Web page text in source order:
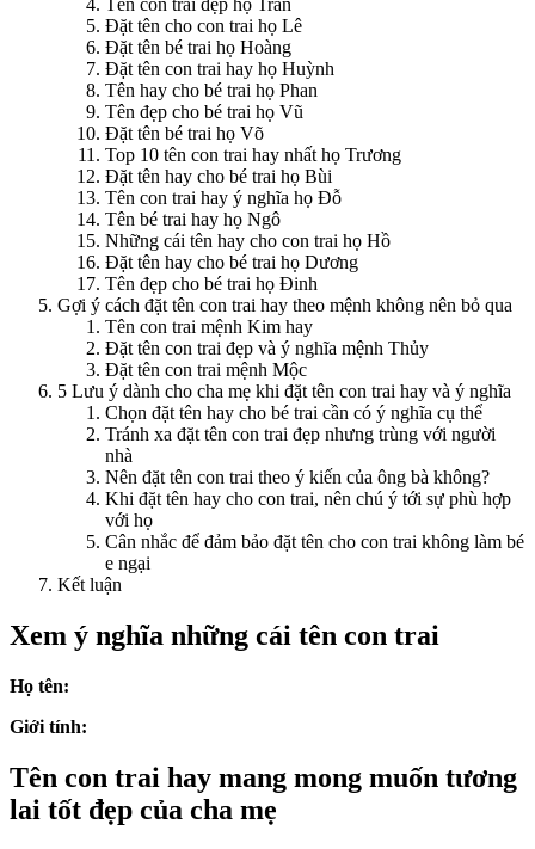
Tên con trai đẹp họ Trần
Đặt tên cho con trai họ Lê
Đặt tên bé trai họ Hoàng
Đặt tên con trai hay họ Huỳnh
Tên hay cho bé trai họ Phan
Tên đẹp cho bé trai họ Vũ
Đặt tên bé trai họ Võ
Top 10 tên con trai hay nhất họ Trương
Đặt tên hay cho bé trai họ Bùi
Tên con trai hay ý nghĩa họ Đỗ
Tên bé trai hay họ Ngô
Những cái tên hay cho con trai họ Hồ
Đặt tên hay cho bé trai họ Dương
Tên đẹp cho bé trai họ Đinh
Gợi ý cách đặt tên con trai hay theo mệnh không nên bỏ qua
Tên con trai mệnh Kim hay
Đặt tên con trai đẹp và ý nghĩa mệnh Thủy
Đặt tên con trai mệnh Mộc
5 Lưu ý dành cho cha mẹ khi đặt tên con trai hay và ý nghĩa
Chọn đặt tên hay cho bé trai cần có ý nghĩa cụ thể
Tránh xa đặt tên con trai đẹp nhưng trùng với người
nhà
Nên đặt tên con trai theo ý kiến của ông bà không?
Khi đặt tên hay cho con trai, nên chú ý tới sự phù hợp
với họ
Cân nhắc để đảm bảo đặt tên cho con trai không làm bé
e ngại
Kết luận
Xem ý nghĩa những cái tên con trai
Họ tên:
Giới tính:
Tên con trai hay mang mong muốn tương
lai tốt đẹp của cha mẹ